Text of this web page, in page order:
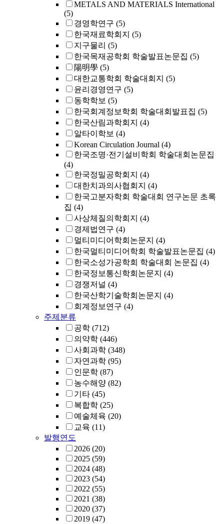
METALS AND MATERIALS International
(5)
경영학연구 (5)
한국재료학회지 (5)
지구물리 (5)
한국목재공학회 학술발표논문집 (5)
陽明學 (5)
대한교통학회 학술대회지 (5)
윤리경영연구 (5)
동학학보 (5)
한국회계정보학회 학술대회발표집 (5)
한국산림과학회지 (4)
알타이학보 (4)
Korean Circulation Journal (4)
한국조명·전기설비학회 학술대회논문집
(4)
한국정밀공학회지 (4)
대한치과의사협회지 (4)
한국고분자학회 학술대회 연구논문 초록
집 (4)
사상체질의학회지 (4)
경제법연구 (4)
멀티미디어학회논문지 (4)
한국멀티미디어학회 학술발표논문집 (4)
한국소성가공학회 학술대회 논문집 (4)
한국정보통신학회논문지 (4)
경쟁저널 (4)
한국산학기술학회논문지 (4)
회계정보연구 (4)
주제분류
공학 (712)
의약학 (446)
사회과학 (348)
자연과학 (95)
인문학 (87)
농수해양 (82)
기타 (45)
복합학 (25)
예술체육 (20)
교육 (11)
발행연도
2026 (20)
2025 (59)
2024 (48)
2023 (54)
2022 (55)
2021 (38)
2020 (37)
2019 (47)